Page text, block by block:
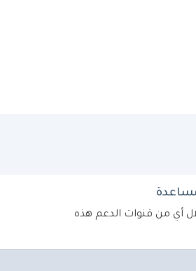
أي من قنوات الدعم هذه